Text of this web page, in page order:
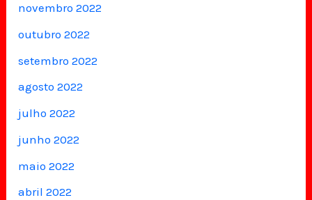
novembro 2022
outubro 2022
setembro 2022
agosto 2022
julho 2022
junho 2022
maio 2022
abril 2022